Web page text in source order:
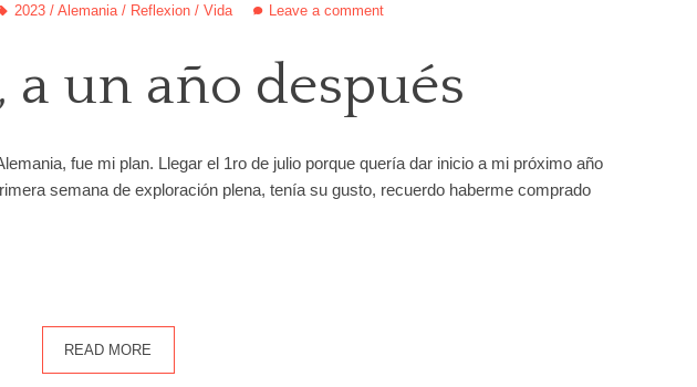
2023/ Alemania/ Reflexion/ Vida Leave a comment
un año después
fue mi plan. Llegar el 1ro de julio porque quería dar inicio a mi próximo año
semana de exploración plena, tenía su gusto, recuerdo haberme comprado
READ MORE